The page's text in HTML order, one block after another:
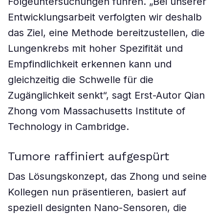
Entwicklungsarbeit verfolgten wir deshalb
das Ziel, eine Methode bereitzustellen, die
Lungenkrebs mit hoher Spezifität und
Empfindlichkeit erkennen kann und
gleichzeitig die Schwelle für die
Zugänglichkeit senkt“, sagt Erst-Autor Qian
Zhong vom Massachusetts Institute of
Technology in Cambridge.
Tumore raffiniert aufgespürt
Das Lösungskonzept, das Zhong und seine
Kollegen nun präsentieren, basiert auf
speziell designten Nano-Sensoren, die